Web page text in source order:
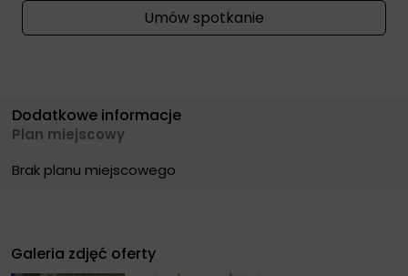
Umów spotkanie
Dodatkowe informacje
Plan miejscowy
Brak planu miejscowego
Galeria zdjęć oferty